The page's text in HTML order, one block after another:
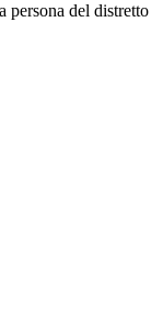
persona del distretto